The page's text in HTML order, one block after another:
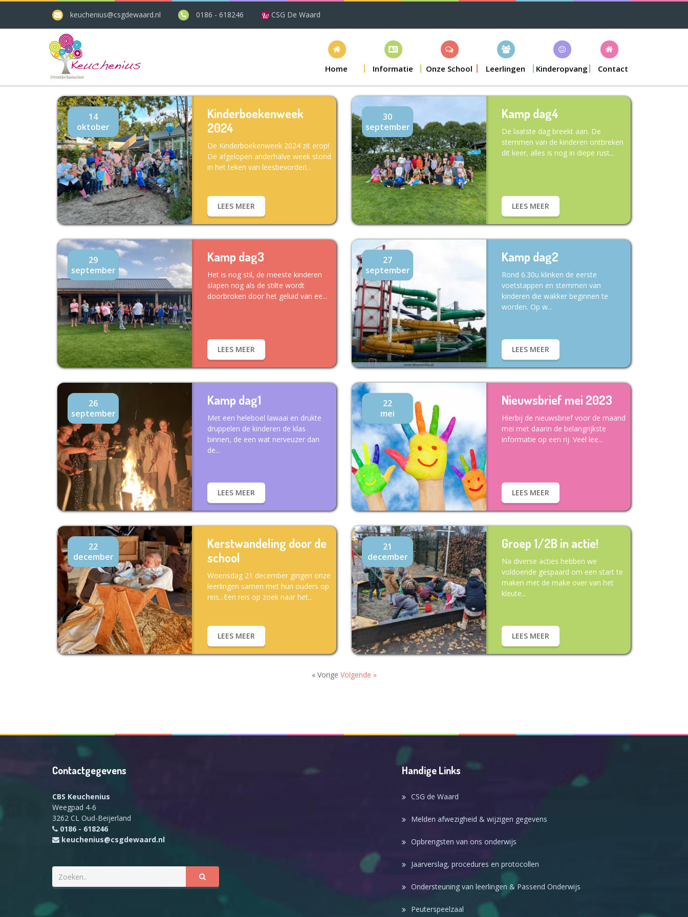
keuchenius@csgdewaard.nl 0186 - 618246 CSG De Waard
Home Informatie Onze School Leerlingen Kinderopvang Contact
14
oktober
Kinderboekenweek
2024
De Kinderboekenweek 2024 zit erop!
De afgelopen anderhalve week stond
in het teken van leesbevorderi...
LEES MEER
30
september
Kamp dag4
De laatste dag breekt aan. De
stemmen van de kinderen ontbreken
dit keer, alles is nog in diepe rust...
LEES MEER
29
september
Kamp dag3
Het is nog stil, de meeste kinderen
slapen nog als de stilte wordt
doorbroken door het geluid van ee...
LEES MEER
27
september
Kamp dag2
Rond 6.30u klinken de eerste
voetstappen en stemmen van
kinderen die wakker beginnen te
worden. Op w...
LEES MEER
26
september
Kamp dag1
Met een heleboel lawaai en drukte
druppelen de kinderen de klas
binnen, de een wat nerveuzer dan
de...
LEES MEER
22
mei
Nieuwsbrief mei 2023
Hierbij de nieuwsbrief voor de maand
mei met daarin de belangrijkste
informatie op een rij. Veel lee...
LEES MEER
22
december
Kerstwandeling door de
school
Woensdag 21 december gingen onze
leerlingen samen met hun ouders op
reis...Een reis op zoek naar het...
LEES MEER
21
december
Groep 1/2B in actie!
Na diverse acties hebben we
voldoende gespaard om een start te
maken met de make over van het
kleute...
LEES MEER
« Vorige Volgende »
Contactgegevens
CBS Keuchenius
Weegpad 4-6
3262 CL Oud-Beijerland
0186 - 618246
keuchenius@csgdewaard.nl
Handige Links
CSG de Waard
Melden afwezigheid & wijzigen gegevens
Opbrengsten van ons onderwijs
Jaarverslag, procedures en protocollen
Ondersteuning van leerlingen & Passend Onderwijs
Peuterspeelzaal